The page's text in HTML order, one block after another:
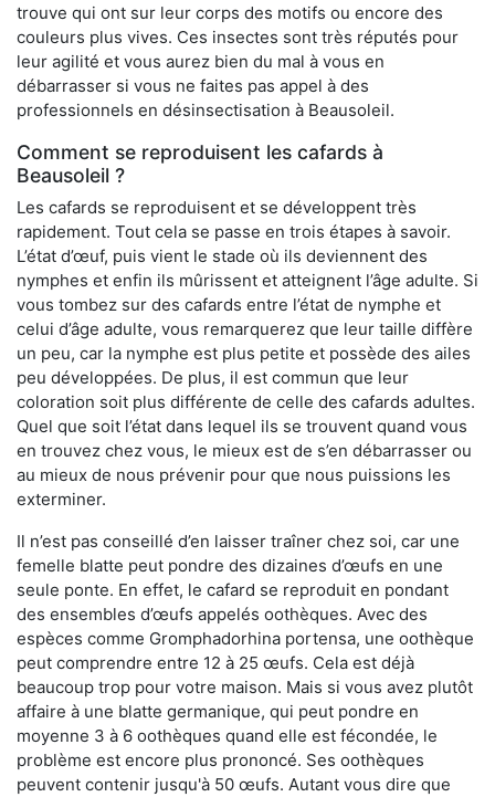
trouve qui ont sur leur corps des motifs ou encore des
couleurs plus vives. Ces insectes sont très réputés pour
leur agilité et vous aurez bien du mal à vous en
débarrasser si vous ne faites pas appel à des
professionnels en désinsectisation à Beausoleil.
Comment se reproduisent les cafards à
Beausoleil ?
Les cafards se reproduisent et se développent très
rapidement. Tout cela se passe en trois étapes à savoir.
L’état d’œuf, puis vient le stade où ils deviennent des
nymphes et enfin ils mûrissent et atteignent l’âge adulte. Si
vous tombez sur des cafards entre l’état de nymphe et
celui d’âge adulte, vous remarquerez que leur taille diffère
un peu, car la nymphe est plus petite et possède des ailes
peu développées. De plus, il est commun que leur
coloration soit plus différente de celle des cafards adultes.
Quel que soit l’état dans lequel ils se trouvent quand vous
en trouvez chez vous, le mieux est de s’en débarrasser ou
au mieux de nous prévenir pour que nous puissions les
exterminer.
Il n’est pas conseillé d’en laisser traîner chez soi, car une
femelle blatte peut pondre des dizaines d’œufs en une
seule ponte. En effet, le cafard se reproduit en pondant
des ensembles d’œufs appelés oothèques. Avec des
espèces comme Gromphadorhina portensa, une oothèque
peut comprendre entre 12 à 25 œufs. Cela est déjà
beaucoup trop pour votre maison. Mais si vous avez plutôt
affaire à une blatte germanique, qui peut pondre en
moyenne 3 à 6 oothèques quand elle est fécondée, le
problème est encore plus prononcé. Ses oothèques
peuvent contenir jusqu'à 50 œufs. Autant vous dire que